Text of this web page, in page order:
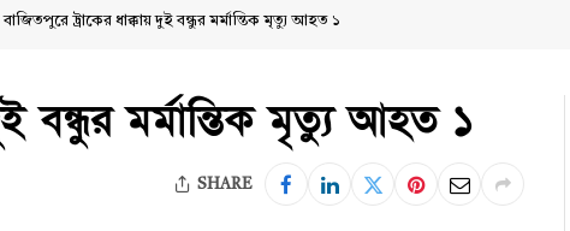
বাজিতপুরে ট্রাকের ধাক্কায় দুই বন্ধুর মর্মান্তিক মৃত্যু আহত ১
বন্ধুর মর্মান্তিক মৃত্যু আহত ১
SHARE